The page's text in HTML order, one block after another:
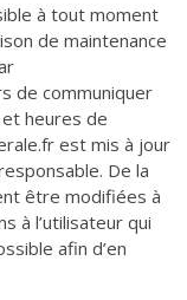
à tout moment
de maintenance
de communiquer
heures de
est mis à jour
De la
être modifiées à
à l’utilisateur qui
afin d’en